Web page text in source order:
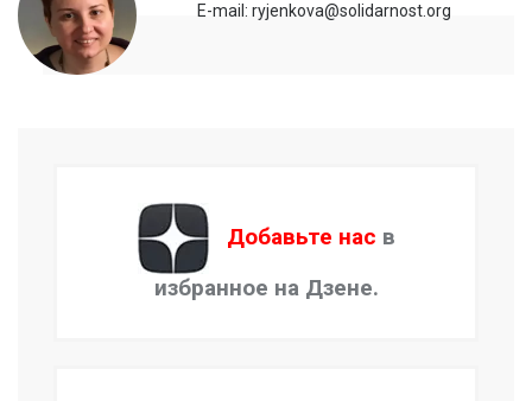
E-mail: ryjenkova@solidarnost.org
Добавьте нас в
избранное на Дзене.